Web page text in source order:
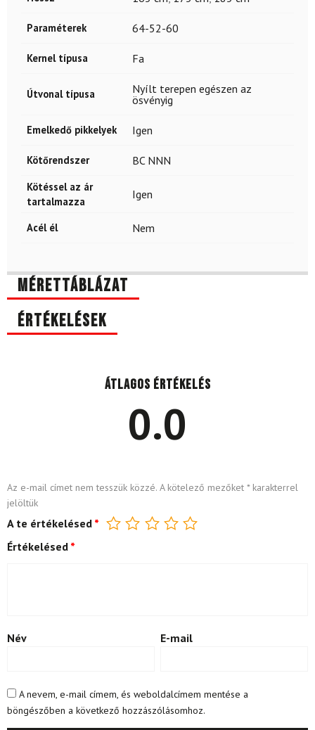
Paraméterek 64-52-60
Kernel típusa Fa
Útvonal típusa
Nyílt terepen egészen az
ösvényig
Emelkedő pikkelyek Igen
Kötőrendszer BC NNN
Kötéssel az ár
tartalmazza
Igen
Acél él Nem
Mérettáblázat
Értékelések
Átlagos értékelés
0.0
Az e-mail címet nem tesszük közzé. A kötelező mezőket *karakterrel
jelöltük
A te értékelésed *
Értékelésed *
Név E-mail
A nevem, e-mail címem, és weboldalcímem mentése a
böngészőben a következő hozzászólásomhoz.